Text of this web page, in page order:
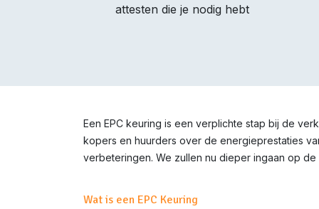
attesten die je nodig hebt
Een EPC keuring is een verplichte stap bij de
kopers en huurders over de energieprestaties
verbeteringen. We zullen nu dieper ingaan op
Wat is een EPC Keuring